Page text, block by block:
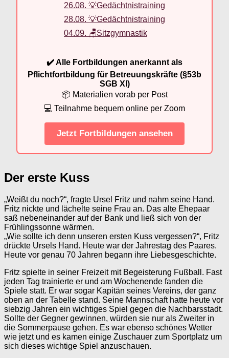
26.08. 💡Gedächtnistraining
28.08. 💡Gedächtnistraining
04.09. 🪑Sitzgymnastik
✔️ Alle Fortbildungen anerkannt als
Pflichtfortbildung für Betreuungskräfte (§53b
SGB XI)
📦 Materialien vorab per Post
💻 Teilnahme bequem online per Zoom
Jetzt Fortbildungen ansehen
Der erste Kuss
„Weißt du noch?“, fragte Ursel Fritz und nahm seine Hand.
Fritz nickte und lächelte seine Frau an. Das alte Ehepaar
saß nebeneinander auf der Bank und ließ sich von der
Frühlingssonne wärmen.
„Wie sollte ich denn unseren ersten Kuss vergessen?“, Fritz
drückte Ursels Hand. Heute war der Jahrestag des Paares.
Heute vor genau 70 Jahren begann ihre Liebesgeschichte.
Fritz spielte in seiner Freizeit mit Begeisterung Fußball. Fast
jeden Tag trainierte er und am Wochenende fanden die
Spiele statt. Er war sogar Kapitän seines Vereins, der ganz
oben an der Tabelle stand. Seine Mannschaft hatte heute vor
siebzig Jahren ein wichtiges Spiel gegen die Nachbarsstadt.
Sollte der Gegner gewinnen, würden sie nur als Zweiter in
die Sommerpause gehen. Es war ebenso schönes Wetter
wie jetzt und es kamen einige Zuschauer zum Sportplatz um
sich dieses wichtige Spiel anzuschauen.